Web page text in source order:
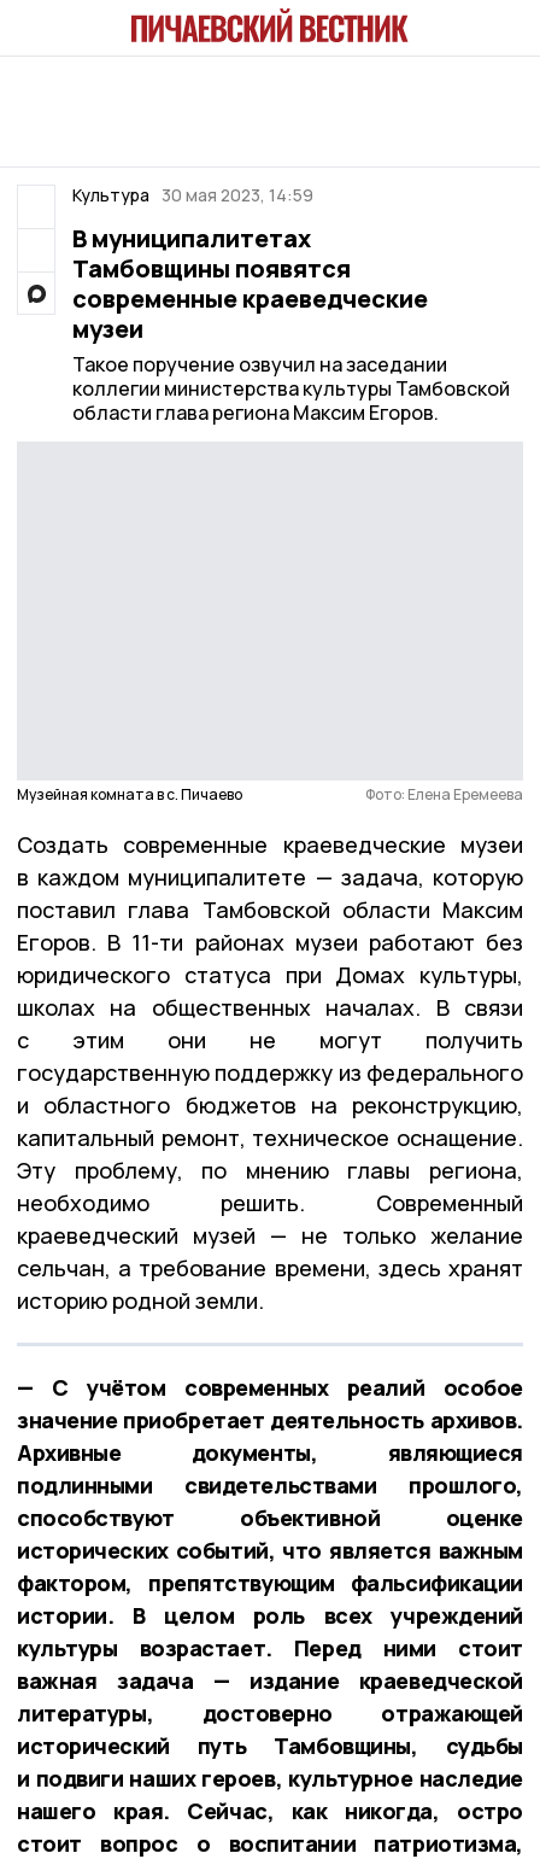
Культура 30 мая 2023, 14:59
В муниципалитетах
Тамбовщины появятся
современные краеведческие
музеи
Такое поручение озвучил на заседании
коллегии министерства культуры Тамбовской
области глава региона Максим Егоров.
Музейная комната в с. Пичаево Фото: Елена Еремеева
Создать современные краеведческие музеи
в каждом муниципалитете — задача, которую
поставил глава Тамбовской области Максим
Егоров. В 11-ти районах музеи работают без
юридического статуса при Домах культуры,
школах на общественных началах. В связи
с этим они не могут получить
государственную поддержку из федерального
и областного бюджетов на реконструкцию,
капитальный ремонт, техническое оснащение.
Эту проблему, по мнению главы региона,
необходимо решить. Современный
краеведческий музей — не только желание
сельчан, а требование времени, здесь хранят
историю родной земли.
— С учётом современных реалий особое
значение приобретает деятельность архивов.
Архивные документы, являющиеся
подлинными свидетельствами прошлого,
способствуют объективной оценке
исторических событий, что является важным
фактором, препятствующим фальсификации
истории. В целом роль всех учреждений
культуры возрастает. Перед ними стоит
важная задача — издание краеведческой
литературы, достоверно отражающей
исторический путь Тамбовщины, судьбы
и подвиги наших героев, культурное наследие
нашего края. Сейчас, как никогда, остро
стоит вопрос о воспитании патриотизма,